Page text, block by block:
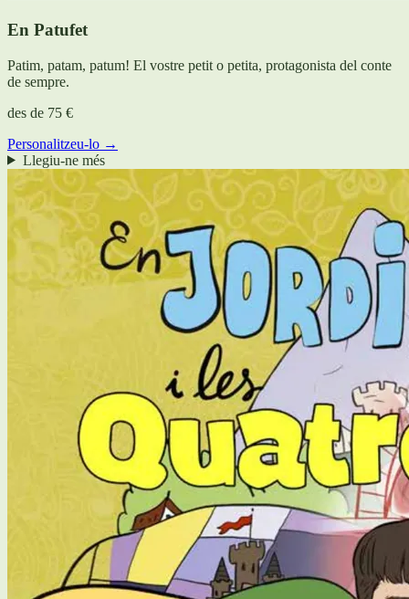
En Patufet
Patim, patam, patum! El vostre petit o petita, protagonista del conte
de sempre.
des de 75 €
Personalitzeu-lo →
Llegiu-ne més